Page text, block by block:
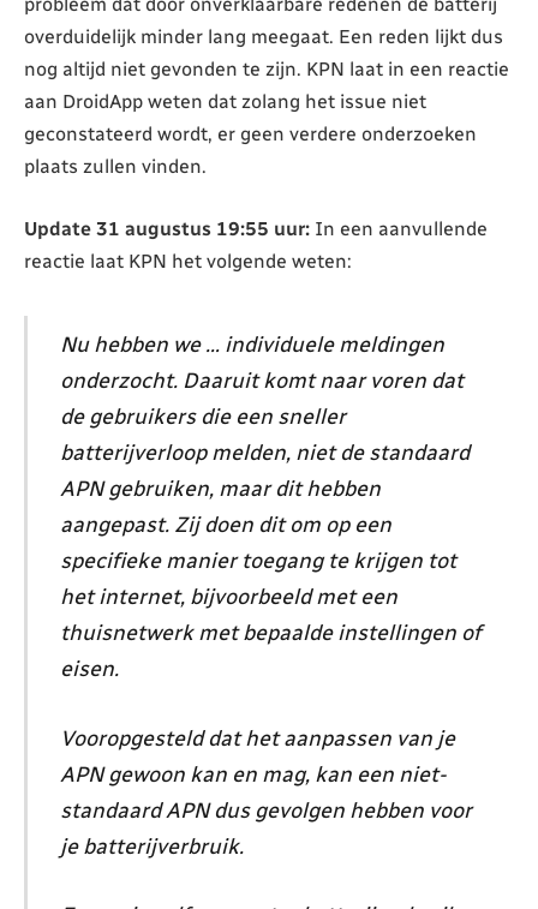
overduidelijk minder lang meegaat. Een reden lijkt dus
nog altijd niet gevonden te zijn. KPN laat in een reactie
aan DroidApp weten dat zolang het issue niet
geconstateerd wordt, er geen verdere onderzoeken
plaats zullen vinden.
Update 31 augustus 19:55 uur: In een aanvullende
reactie laat KPN het volgende weten:
Nu hebben we … individuele meldingen
onderzocht. Daaruit komt naar voren dat
de gebruikers die een sneller
batterijverloop melden, niet de standaard
APN gebruiken, maar dit hebben
aangepast. Zij doen dit om op een
specifieke manier toegang te krijgen tot
het internet, bijvoorbeeld met een
thuisnetwerk met bepaalde instellingen of
eisen.
Vooropgesteld dat het aanpassen van je
APN gewoon kan en mag, kan een niet-
standaard APN dus gevolgen hebben voor
je batterijverbruik.